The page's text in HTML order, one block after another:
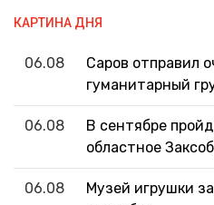
КАРТИНА ДНЯ
06.08
Саров отправил
гуманитарный
06.08
В сентябре
областное
06.08
Музей игрушки